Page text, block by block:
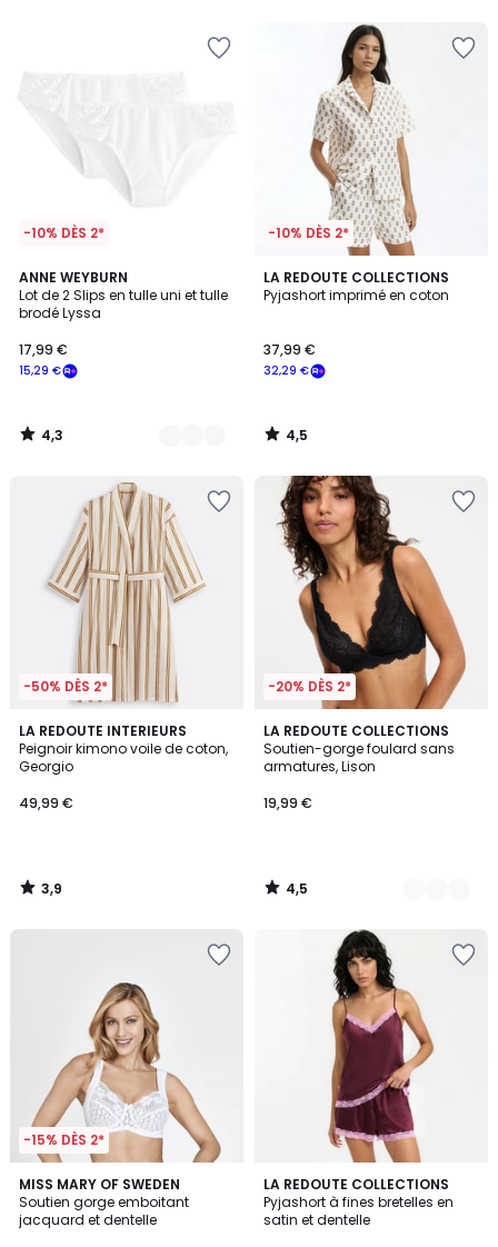
-10% DÈS 2*
ANNE WEYBURN
Lot de 2 Slips en tulle uni et tulle
brodé Lyssa
15,29 €
17,99 €
4,3
/ 5
5
Couleurs
4,3
/
-10% DÈS 2*
LA REDOUTE COLLECTIONS
Pyjashort imprimé en coton
32,29 €
37,99 €
4,5
/ 5
4,5
/
-50% DÈS 2*
LA REDOUTE INTERIEURS
Peignoir kimono voile de coton,
Georgio
49,99 €
3,9
/ 5
3,9
/
-20% DÈS 2*
LA REDOUTE COLLECTIONS
Soutien-gorge foulard sans
armatures, Lison
19,99 €
4,5
/ 5
3
Couleurs
4,5
/
-15% DÈS 2*
MISS MARY OF SWEDEN
Soutien gorge emboitant
jacquard et dentelle
4,5
/ 5
6
Couleurs
LA REDOUTE COLLECTIONS
Pyjashort à fines bretelles en
satin et dentelle